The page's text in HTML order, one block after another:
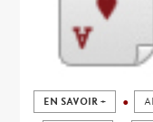
EN SAVOIR +